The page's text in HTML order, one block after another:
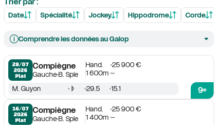
Date Spécialité Jockey Hippodrome Corde
Comprendre les données au Galop
28/07
2026
Plat
Compiègne
GaucheB. Sple
Hand.
25 900 €
1 600m -
9e
M. Guyon 29.5 15.1
16/07
2026
Plat
Compiègne
GaucheB. Sple
Hand.
25 900 €
1 400m -